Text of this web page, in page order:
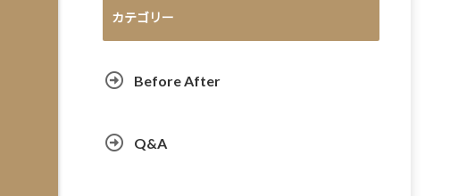
カテゴリー
Before After
Q&A